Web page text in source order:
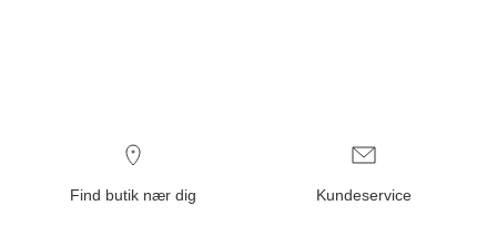
Find butik nær dig Kundeservice